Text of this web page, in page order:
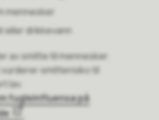
mennesker
eller drikkevann
av smitte til mennesker.
smitterisiko til
lav.
fugleinfluensa på